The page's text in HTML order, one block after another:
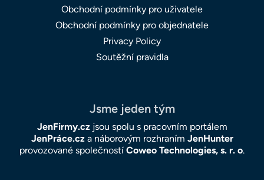
Obchodní podmínky pro uživatele
Obchodní podmínky pro objednatele
Privacy Policy
Soutěžní pravidla
Jsme jeden tým
JenFirmy.czjsou spolu s pracovním portálem
JenPráce.cza náborovým rozhraním JenHunter
provozované společností Coweo Technologies, s. r. o.